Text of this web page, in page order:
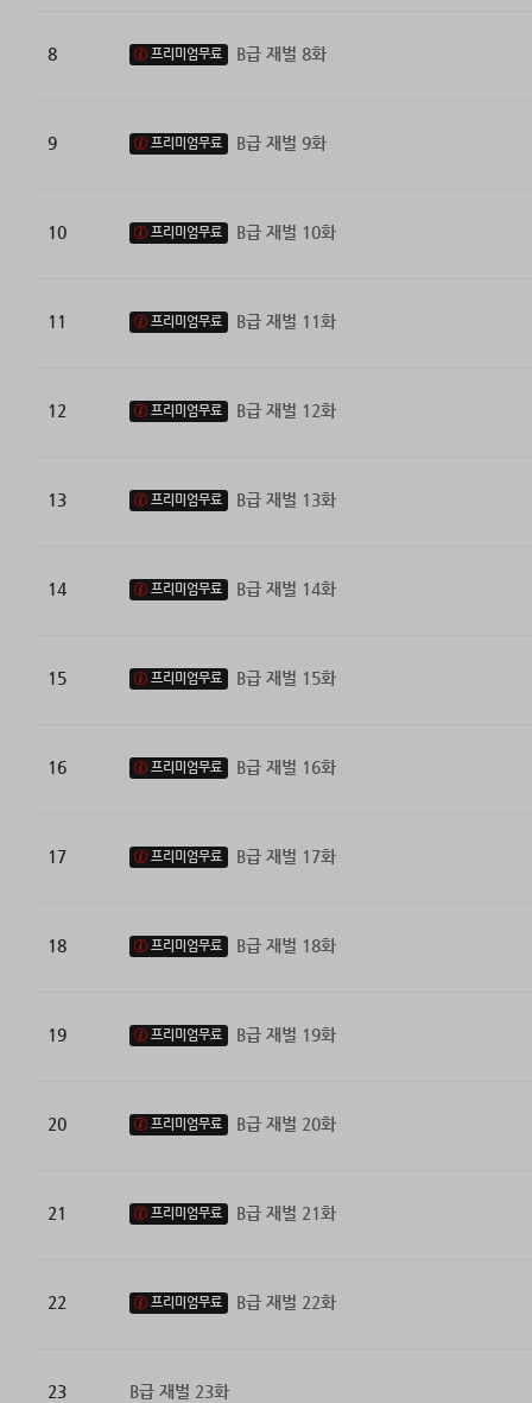
8 프리미엄무료 B급 재벌 8화
9 프리미엄무료 B급 재벌 9화
10 프리미엄무료 B급 재벌 10화
11 프리미엄무료 B급 재벌 11화
12 프리미엄무료 B급 재벌 12화
13 프리미엄무료 B급 재벌 13화
14 프리미엄무료 B급 재벌 14화
15 프리미엄무료 B급 재벌 15화
16 프리미엄무료 B급 재벌 16화
17 프리미엄무료 B급 재벌 17화
18 프리미엄무료 B급 재벌 18화
19 프리미엄무료 B급 재벌 19화
20 프리미엄무료 B급 재벌 20화
21 프리미엄무료 B급 재벌 21화
22 프리미엄무료 B급 재벌 22화
23 B급 재벌 23화